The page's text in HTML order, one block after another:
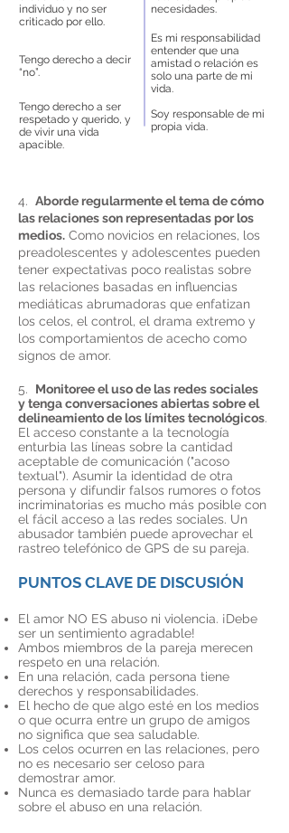
individuo y no ser
criticado por ello.
necesidades.
Tengo derecho a decir
“no”.
Es mi responsabilidad
entender que una
amistad o relación es
solo una parte de mi
vida.
Tengo derecho a ser
respetado y querido, y
de vivir una vida
apacible.
Soy responsable de mi
propia vida.
4. Aborde regularmente el tema de cómo
las relaciones son representadas por los
medios. Como novicios en relaciones, los
preadolescentes y adolescentes pueden
tener expectativas poco realistas sobre
las relaciones basadas en influencias
mediáticas abrumadoras que enfatizan
los celos, el control, el drama extremo y
los comportamientos de acecho como
signos de amor.
5. Monitoree el uso de las redes sociales
y tenga conversaciones abiertas sobre el
delineamiento de los límites tecnológicos.
El acceso constante a la tecnología
enturbia las líneas sobre la cantidad
aceptable de comunicación ("acoso
textual"). Asumir la identidad de otra
persona y difundir falsos rumores o fotos
incriminatorias es mucho más posible con
el fácil acceso a las redes sociales. Un
abusador también puede aprovechar el
rastreo telefónico de GPS de su pareja.
PUNTOS CLAVE DE DISCUSIÓN
El amor NO ES abuso ni violencia. ¡Debe
ser un sentimiento agradable!
Ambos miembros de la pareja merecen
respeto en una relación.
En una relación, cada persona tiene
derechos y responsabilidades.
El hecho de que algo esté en los medios
o que ocurra entre un grupo de amigos
no significa que sea saludable.
Los celos ocurren en las relaciones, pero
no es necesario ser celoso para
demostrar amor.
Nunca es demasiado tarde para hablar
sobre el abuso en una relación.